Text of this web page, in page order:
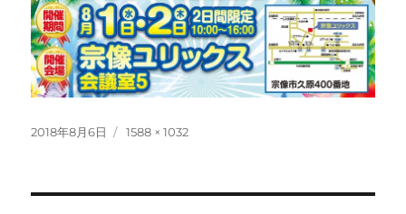
投
2018年8月6日
フ
1588 × 1032